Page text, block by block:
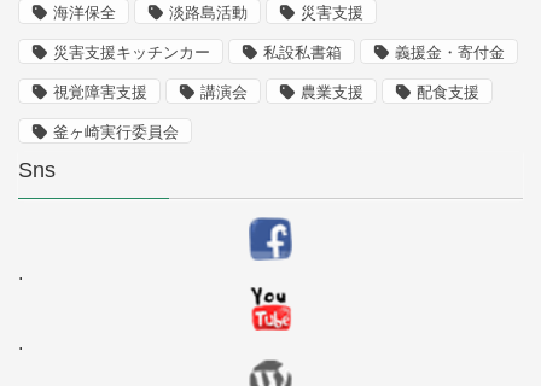
海洋保全 淡路島活動 災害支援
災害支援キッチンカー 私設私書箱 義援金・寄付金
視覚障害支援 講演会 農業支援 配食支援
釜ヶ崎実行委員会
Sns
.
.